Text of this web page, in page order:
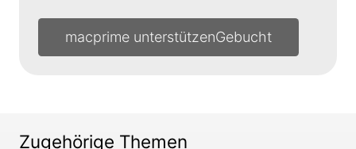
macprime unterstützen
Zugehörige Themen